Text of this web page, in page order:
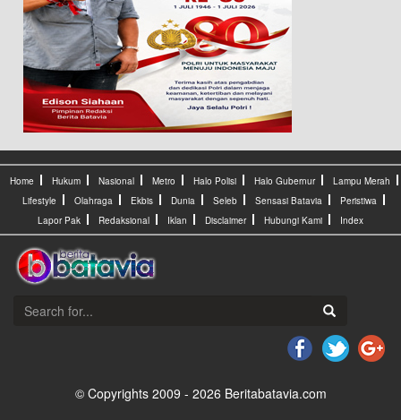
Home Hukum Nasional Metro Halo Polisi Halo Gubernur
Lampu Merah
Lifestyle
Olahraga Ekbis Dunia Seleb Sensasi Batavia
Peristiwa
Lapor Pak
Redaksional Iklan Disclaimer Hubungi Kami Index
© Copyrights 2009 - 2026 Beritabatavia.com